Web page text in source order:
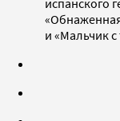
и «Мальчик с